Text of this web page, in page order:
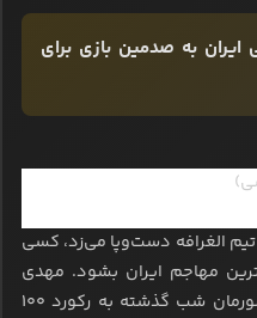
به صدمین بازی برای
الغرافه دست‌وپا می‌زد، کسی
مهاجم ایران بشود. مهدی
طارمی مهاجم ارزشمند تیم ملی کشورمان شب گذشته به رکورد ۱۰۰